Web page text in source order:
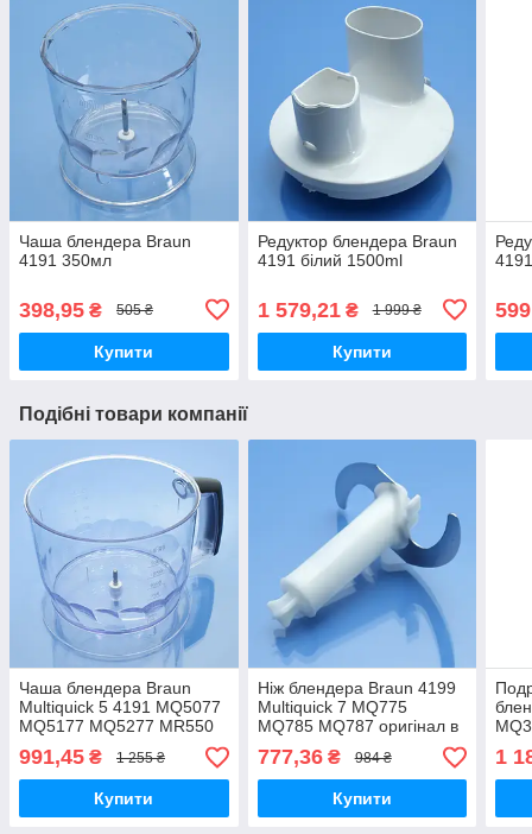
Чаша блендера Braun
4191 350мл
398,95 ₴ 505 ₴
Купити
Редуктор блендера Braun
4191 білий 1500ml
1 579,21₴ 1 999 ₴
Купити
Подібні товари компанії
Чаша блендера Braun
Multiquick 5 4191 MQ5077
MQ5177 MQ5277 MR550
MR570 MR5550 MR6550
MQ5177 MQ5277 MQ5075
MQ5135 оригінал 1500мл
991,45 ₴ 1 255 ₴
Купити
Ніж блендера Braun 4199
Multiquick 7 MQ775
MQ785 MQ787 оригінал в
чашу 1500мл
777,36₴ 984 ₴
Купити
1